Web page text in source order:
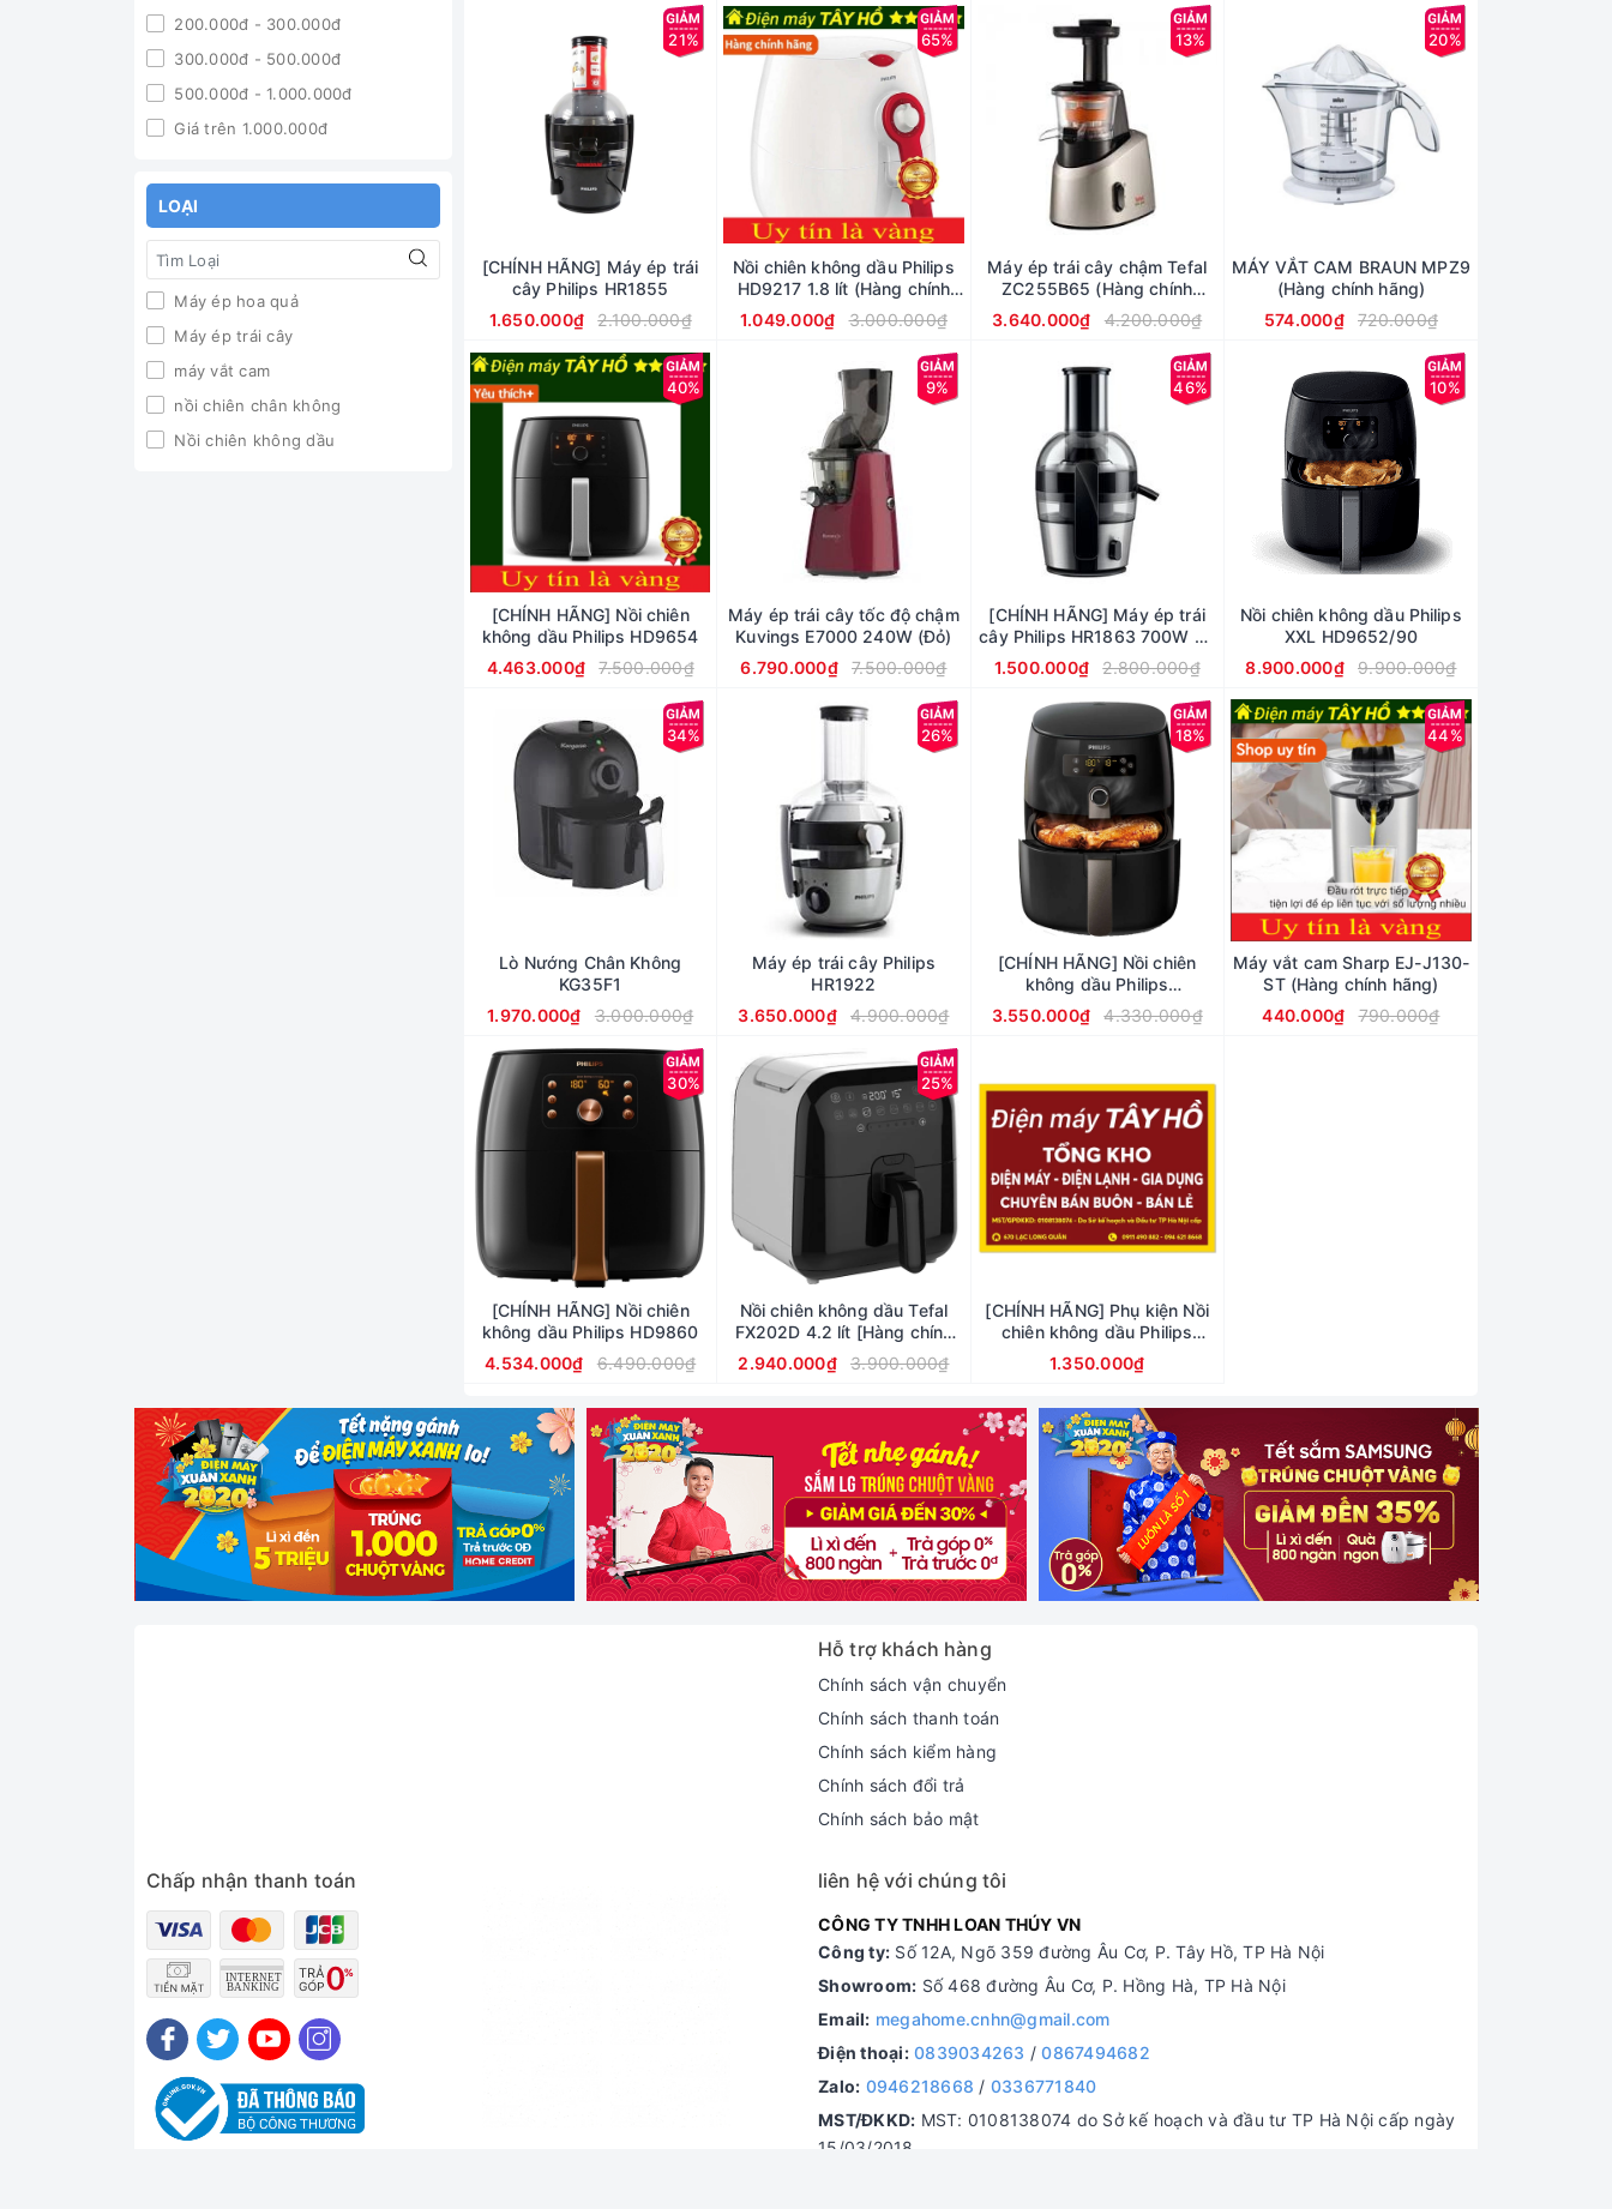
200.000đ - 300.000đ
300.000đ - 500.000đ
500.000đ - 1.000.000đ
Giá trên 1.000.000đ
LOẠI
Máy ép hoa quả
Máy ép trái cây
máy vắt cam
nồi chiên chân không
Nồi chiên không dầu
21%
[CHÍNH HÃNG] Máy ép trái
cây Philips HR1855
1.650.000₫
2.100.000₫
65%
Nồi chiên không dầu Philips
HD9217 1.8 lít (Hàng chính
hãng)
1.049.000₫ 3.000.000₫
13%
Máy ép trái cây chậm Tefal
ZC255B65 (Hàng chính
hãng)
3.640.000₫ 4.200.000₫
20%
MÁY VẮT CAM BRAUN MPZ9
(Hàng chính hãng)
574.000₫
720.000₫
40%
[CHÍNH HÃNG] Nồi chiên
không dầu Philips HD9654
4.463.000₫
7.500.000₫
9%
Máy ép trái cây tốc độ chậm
Kuvings E7000 240W (Đỏ)
6.790.000₫
7.500.000₫
46%
[CHÍNH HÃNG] Máy ép trái
cây Philips HR1863 700W 2L
(Đen)
1.500.000₫ 2.800.000₫
10%
Nồi chiên không dầu Philips
XXL HD9652/90
8.900.000₫
9.900.000₫
34%
Lò Nướng Chân Không
KG35F1
1.970.000₫
3.000.000₫
26%
Máy ép trái cây Philips
HR1922
3.650.000₫
4.900.000₫
18%
[CHÍNH HÃNG] Nồi chiên
không dầu Philips
HD9745/90 (công nghệ loại
bỏ chất béo)
3.550.000₫ 4.330.000₫
44%
Máy vắt cam Sharp EJ-J130-
ST (Hàng chính hãng)
440.000₫
790.000₫
30%
[CHÍNH HÃNG] Nồi chiên
không dầu Philips HD9860
4.534.000₫
6.490.000₫
25%
Nồi chiên không dầu Tefal
FX202D 4.2 lít [Hàng chính
hãng]
2.940.000₫ 3.900.000₫
[CHÍNH HÃNG] Phụ kiện Nồi
chiên không dầu Philips
HD9860
1.350.000₫
Hỗ trợ khách hàng
Chính sách vận chuyển
Chính sách thanh toán
Chính sách kiểm hàng
Chính sách đổi trả
Chính sách bảo mật
Chấp nhận thanh toán liên hệ với chúng tôi
CÔNG TY TNHH LOAN THÚY VN
Công ty: Số 12A, Ngõ 359 đường Âu Cơ, P. Tây Hồ, TP Hà Nội
Showroom: Số 468 đường Âu Cơ, P. Hồng Hà, TP Hà Nội
Email: megahome.cnhn@gmail.com
Điện thoại: 0839034263 /0867494682
Zalo: 0946218668 / 0336771840
MST/ĐKKD: MST: 0108138074 do Sở kế hoạch và đầu tư TP Hà Nội cấp ngày
15/03/2018